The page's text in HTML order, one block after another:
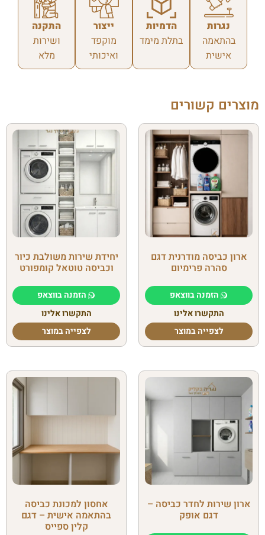
נגרות
בהתאמה
אישית
הדמיות
בתלת מימד
ייצור
מוקפד
ואיכותי
התקנה
ושירות
מלא
מוצרים קשורים
ארון כביסה מודרנית דגם
סהרה פרימיום
הזמנה בווצאפ
התקשרו אלינו
לצפייה במוצר
יחידת שירות משולבת כיור
וכביסה טוטאל קומפורט
הזמנה בווצאפ
התקשרו אלינו
לצפייה במוצר
ארון שירות לחדר כביסה –
דגם אופק
אחסון למכונת כביסה
בהתאמה אישית – דגם
קלין ספייס